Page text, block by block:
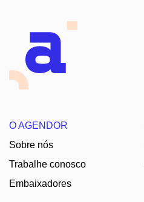
O AGENDOR
Sobre nós
Trabalhe conosco
Embaixadores